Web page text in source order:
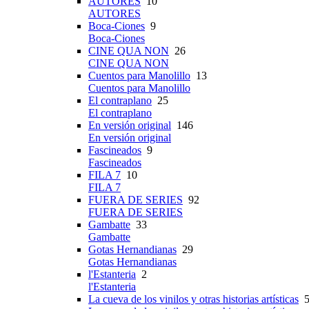
AUTORES
Boca-Ciones 9
Boca-Ciones
CINE QUA NON 26
CINE QUA NON
Cuentos para Manolillo 13
Cuentos para Manolillo
El contraplano 25
El contraplano
En versión original 146
En versión original
Fascineados 9
Fascineados
FILA 7 10
FILA 7
FUERA DE SERIES 92
FUERA DE SERIES
Gambatte 33
Gambatte
Gotas Hernandianas 29
Gotas Hernandianas
l'Estanteria 2
l'Estanteria
La cueva de los vinilos y otras historias artísticas